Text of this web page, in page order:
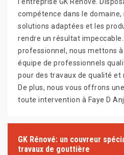
l’entreprise GK Rénové.
compétence dans le
solutions adaptées et les
rendre un résultat
professionnel, nous mettons
équipe de professionnels
pour des travaux de qualité et
De plus, nous vous offrons
toute intervention à Faye D
GK Rénové: un couvreur
travaux de gouttière